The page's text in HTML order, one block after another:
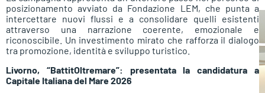
posizionamento avviato da Fondazione LEM, che punta a
intercettare nuovi flussi e a consolidare quelli esistenti
attraverso una narrazione coerente, emozionale e
riconoscibile. Un investimento mirato che rafforza il dialogo
tra promozione, identità e sviluppo turistico.
Livorno, “BattitOltremare”: presentata la candidatura a
Capitale Italiana del Mare 2026